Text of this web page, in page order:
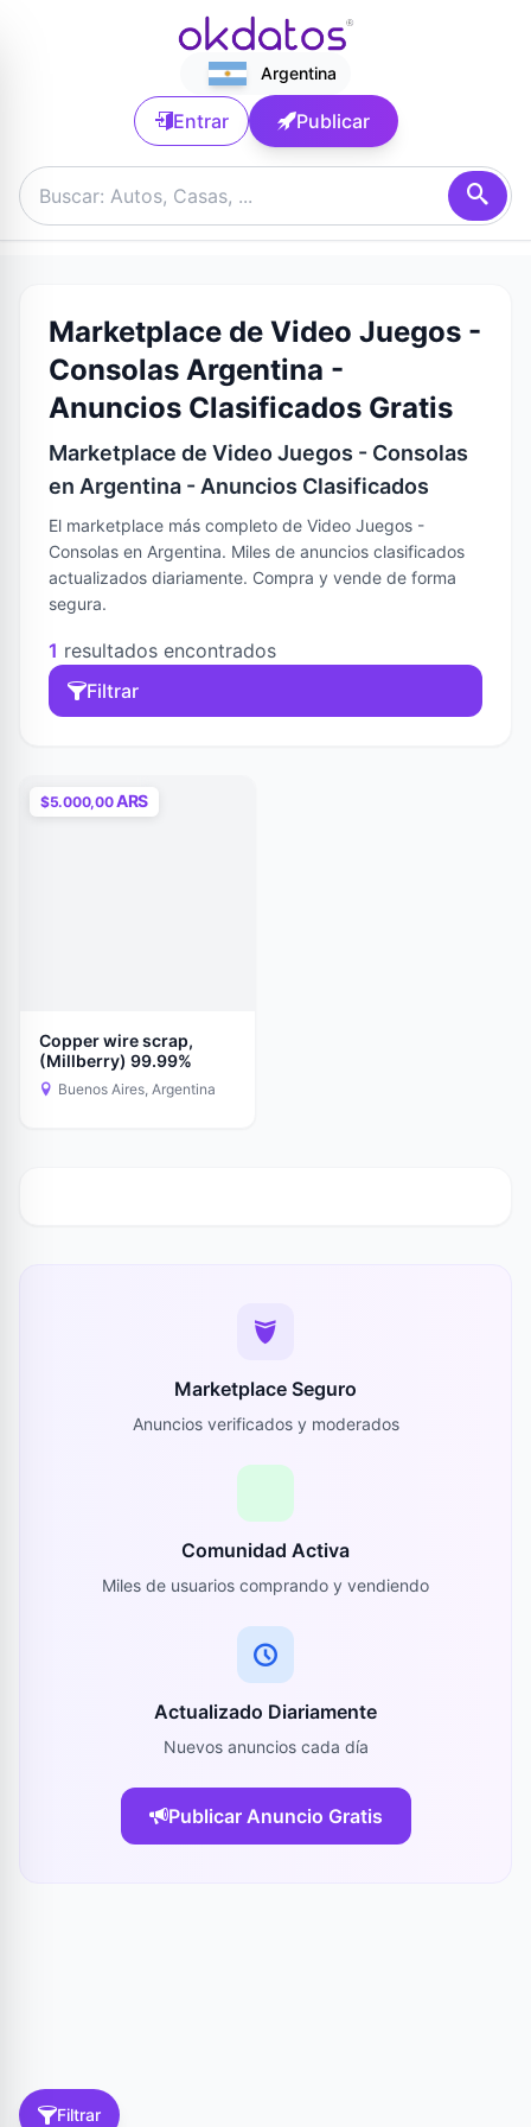
Filtrar
Argentina
Entrar Publicar
Marketplace de Video Juegos -
Consolas Argentina -
Anuncios Clasificados Gratis
Marketplace de Video Juegos - Consolas
en Argentina - Anuncios Clasificados
El marketplace más completo de Video Juegos -
Consolas en Argentina. Miles de anuncios clasificados
actualizados diariamente. Compra y vende de forma
segura.
1 resultados encontrados
Filtrar
$5.000,00ARS
Copper wire scrap,
(Millberry) 99.99%
Buenos Aires, Argentina
Marketplace Seguro
Anuncios verificados y moderados
Comunidad Activa
Miles de usuarios comprando y vendiendo
Actualizado Diariamente
Nuevos anuncios cada día
Publicar Anuncio Gratis